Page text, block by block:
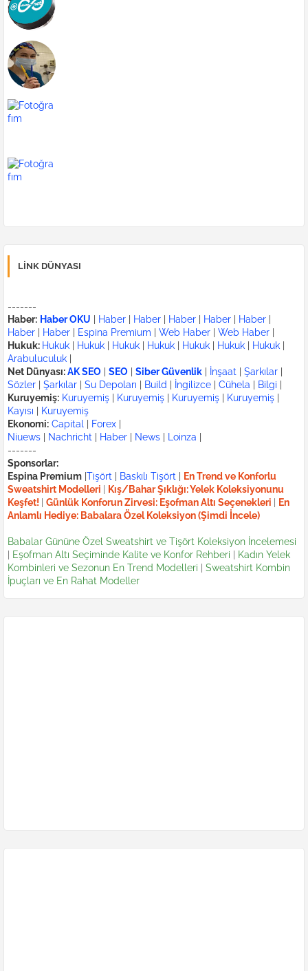
LINK DÜNYASI
-------
Haber: Haber OKU | Haber | Haber | Haber | Haber | Haber |
Haber | Haber | Espina Premium | Web Haber | Web Haber |
Hukuk: Hukuk | Hukuk | Hukuk | Hukuk | Hukuk | Hukuk | Hukuk |
Arabuluculuk |
Net Dünyası:AK SEO | SEO | Siber Güvenlik | İnşaat | Şarkılar |
Sözler | Şarkılar | Su Depoları | Build | İngilizce | Cühela | Bilgi |
Kuruyemiş: Kuruyemiş | Kuruyemiş | Kuruyemiş | Kuruyemiş |
Kayısı | Kuruyemiş
Ekonomi: Capital | Forex |
Niuews | Nachricht | Haber | News | Loinza |
-------
Sponsorlar:
Espina Premium |Tişört | Baskılı Tişört | En Trend ve Konforlu
Sweatshirt Modelleri | Kış/Bahar Şıklığı: Yelek Koleksiyonunu
Keşfet! | Günlük Konforun Zirvesi: Eşofman Altı Seçenekleri | En
Anlamlı Hediye: Babalara Özel Koleksiyon (Şimdi İncele)
Babalar Gününe Özel Sweatshirt ve Tişört Koleksiyon İncelemesi
| Eşofman Altı Seçiminde Kalite ve Konfor Rehberi | Kadın Yelek
Kombinleri ve Sezonun En Trend Modelleri | Sweatshirt Kombin
İpuçları ve En Rahat Modeller